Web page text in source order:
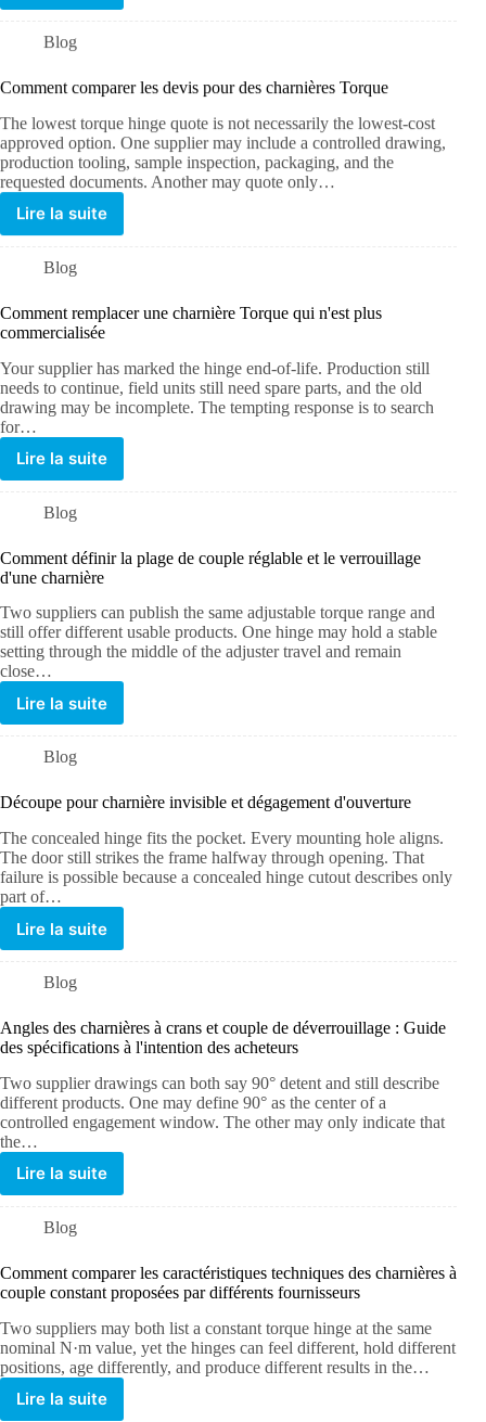
Blog
Comment comparer les devis pour des charnières Torque
The lowest torque hinge quote is not necessarily the lowest-cost
approved option. One supplier may include a controlled drawing,
production tooling, sample inspection, packaging, and the
requested documents. Another may quote only…
Lire la suite
Blog
Comment remplacer une charnière Torque qui n'est plus
commercialisée
Your supplier has marked the hinge end-of-life. Production still
needs to continue, field units still need spare parts, and the old
drawing may be incomplete. The tempting response is to search
for…
Lire la suite
Blog
Comment définir la plage de couple réglable et le verrouillage
d'une charnière
Two suppliers can publish the same adjustable torque range and
still offer different usable products. One hinge may hold a stable
setting through the middle of the adjuster travel and remain
close…
Lire la suite
Blog
Découpe pour charnière invisible et dégagement d'ouverture
The concealed hinge fits the pocket. Every mounting hole aligns.
The door still strikes the frame halfway through opening. That
failure is possible because a concealed hinge cutout describes only
part of…
Lire la suite
Blog
Angles des charnières à crans et couple de déverrouillage : Guide
des spécifications à l'intention des acheteurs
Two supplier drawings can both say 90° detent and still describe
different products. One may define 90° as the center of a
controlled engagement window. The other may only indicate that
the…
Lire la suite
Blog
Comment comparer les caractéristiques techniques des charnières à
couple constant proposées par différents fournisseurs
Two suppliers may both list a constant torque hinge at the same
nominal N·m value, yet the hinges can feel different, hold different
positions, age differently, and produce different results in the…
Lire la suite